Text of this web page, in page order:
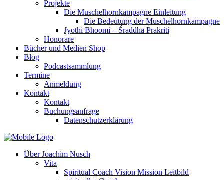
Projekte
Die Muschelhornkampagne Einleitung
Die Bedeutung der Muschelhornkampagne
Jyothi Bhoomi – Śraddhā Prakriti
Honorare
Bücher und Medien Shop
Blog
Podcastsammlung
Termine
Anmeldung
Kontakt
Kontakt
Buchungsanfrage
Datenschutzerklärung
Über Joachim Nusch
Vita
Spiritual Coach Vision Mission Leitbild